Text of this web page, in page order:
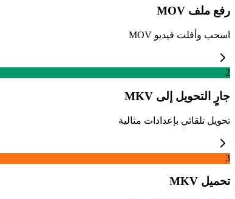
رفع ملف MOV
اسحب وأفلت فيديو MOV
2
جارٍ التحويل إلى MKV
تحويل تلقائي بإعدادات مثالية
3
تحميل MKV